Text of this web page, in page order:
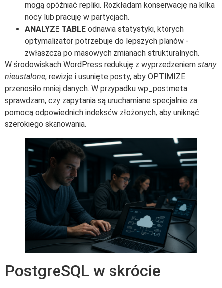
mogą opóźniać repliki. Rozkładam konserwację na kilka
nocy lub pracuję w partycjach.
ANALYZE TABLE odnawia statystyki, których
optymalizator potrzebuje do lepszych planów -
zwłaszcza po masowych zmianach strukturalnych.
W środowiskach WordPress redukuję z wyprzedzeniem stany
nieustalone, rewizje i usunięte posty, aby OPTIMIZE
przenosiło mniej danych. W przypadku wp_postmeta
sprawdzam, czy zapytania są uruchamiane specjalnie za
pomocą odpowiednich indeksów złożonych, aby uniknąć
szerokiego skanowania.
PostgreSQL w skrócie